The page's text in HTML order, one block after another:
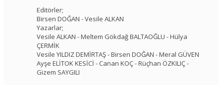
Editörler;
Birsen DOĞAN - Vesile ALKAN
Yazarlar;
Vesile ALKAN - Meltem Gökdağ BALTAOĞLU - Hülya
ÇERMİK
Vesile YILDIZ DEMİRTAŞ - Birsen DOĞAN - Meral GÜVEN
Ayşe ELİTOK KESİCİ - Canan KOÇ - Rüçhan ÖZKILIÇ -
Gizem SAYGILI